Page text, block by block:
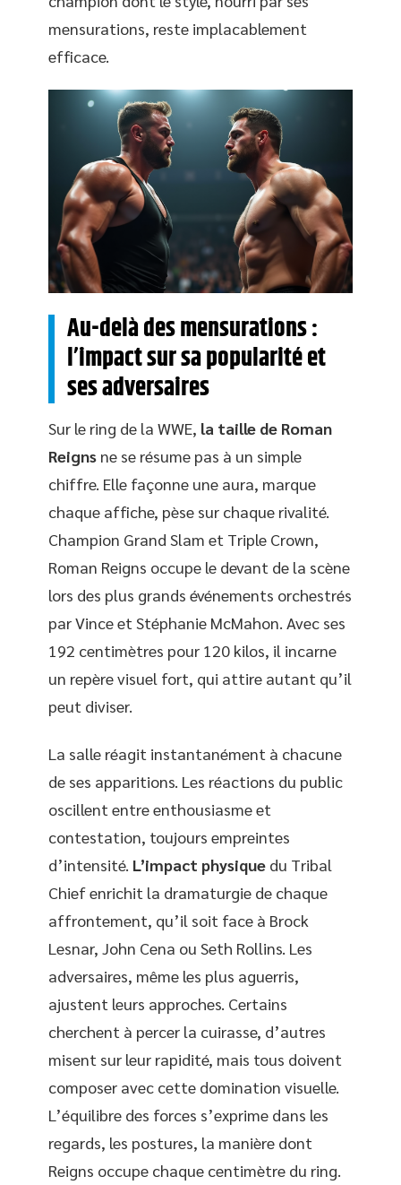
mensurations, reste implacablement
efficace.
Au-delà des mensurations :
l’impact sur sa popularité et
ses adversaires
Sur le ring de la WWE, la taille de Roman
Reigns ne se résume pas à un simple
chiffre. Elle façonne une aura, marque
chaque affiche, pèse sur chaque rivalité.
Champion Grand Slam et Triple Crown,
Roman Reigns occupe le devant de la scène
lors des plus grands événements orchestrés
par Vince et Stéphanie McMahon. Avec ses
192 centimètres pour 120 kilos, il incarne
un repère visuel fort, qui attire autant qu’il
peut diviser.
La salle réagit instantanément à chacune
de ses apparitions. Les réactions du public
oscillent entre enthousiasme et
contestation, toujours empreintes
d’intensité. L’impact physique du Tribal
Chief enrichit la dramaturgie de chaque
affrontement, qu’il soit face à Brock
Lesnar, John Cena ou Seth Rollins. Les
adversaires, même les plus aguerris,
ajustent leurs approches. Certains
cherchent à percer la cuirasse, d’autres
misent sur leur rapidité, mais tous doivent
composer avec cette domination visuelle.
L’équilibre des forces s’exprime dans les
regards, les postures, la manière dont
Reigns occupe chaque centimètre du ring.